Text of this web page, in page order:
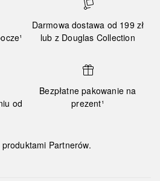
Darmowa dostawa od 199 zł
lub z Douglas Collection
od
Bezpłatne pakowanie na
prezent¹
Partnerów.